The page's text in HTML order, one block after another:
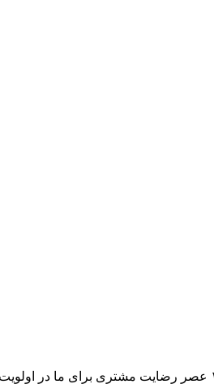
رضایت مشتری برای ما در